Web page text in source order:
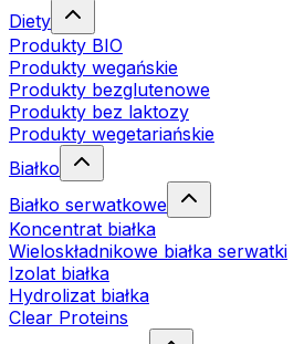
Diety
Produkty BIO
Produkty wegańskie
Produkty bezglutenowe
Produkty bez laktozy
Produkty wegetariańskie
Białko
Białko serwatkowe
Koncentrat białka
Wieloskładnikowe białka serwatki
Izolat białka
Hydrolizat białka
Clear Proteins